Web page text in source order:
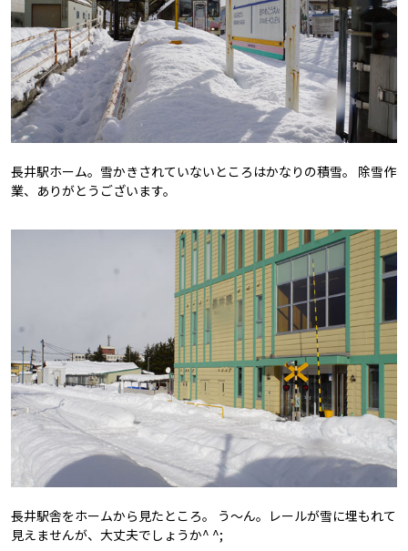
長井駅ホーム。雪かきされていないところはかなりの積雪。 除雪作
業、ありがとうございます。
長井駅舎をホームから見たところ。 う～ん。レールが雪に埋もれて
見えませんが、大丈夫でしょうか^ ^;